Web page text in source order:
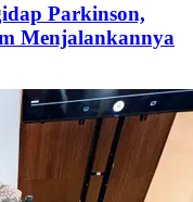
Parkinson,
Menjalankannya